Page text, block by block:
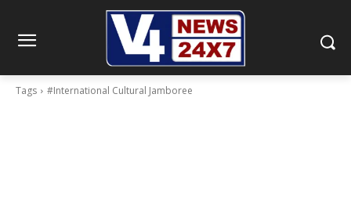
Tags #International Cultural Jamboree